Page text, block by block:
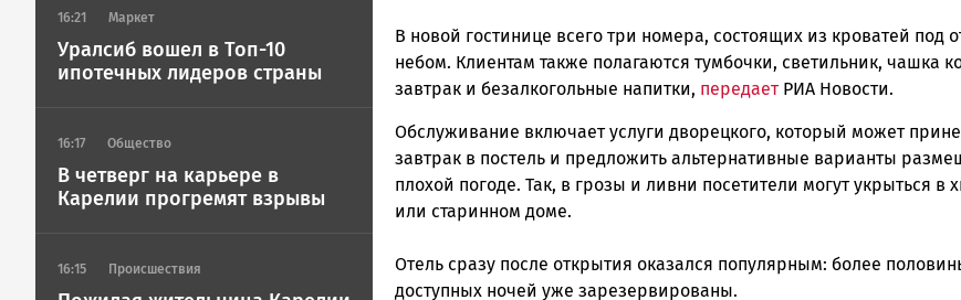
16:21 Маркет
Уралсиб вошел в Топ-10
ипотечных лидеров страны
16:17 Общество
В четверг на карьере в
Карелии прогремят взрывы
16:15 Происшествия
|
Петрозаводск
В новой гостинице всего три номера, состоящих из кроватей под
небом. Клиентам также полагаются тумбочки, светильник, чашка
завтрак и безалкогольные напитки, передаетРИА Новости.
Обслуживание включает услуги дворецкого, который может
завтрак в постель и предложить альтернативные варианты
плохой погоде. Так, в грозы и ливни посетители могут укрыться в
или старинном доме.
Отель сразу после открытия оказался популярным: более
доступных ночей уже зарезервированы.